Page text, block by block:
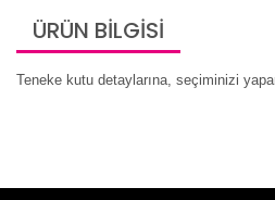
ÜRÜN BİLGİSİ
Teneke kutu detaylarına, seçiminizi